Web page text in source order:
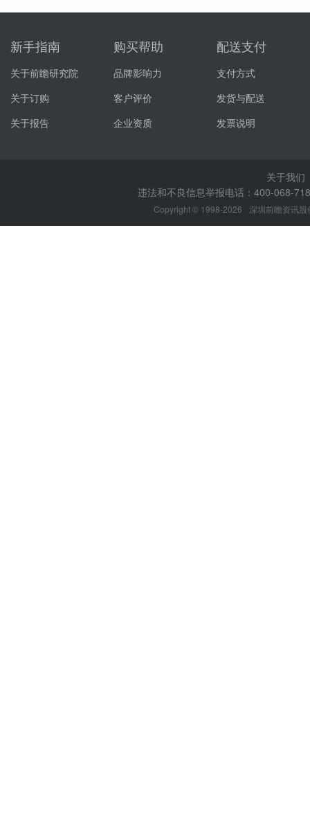
新手指南
关于前瞻研究院
关于订购
关于报告
购买帮助
品牌影响力
客户评价
企业资质
配送支付
支付方式
发货与配送
发票说明
关于我们
违法和不良信息举报电话：400-068-
Copyright © 1998-2026 深圳前瞻资讯股